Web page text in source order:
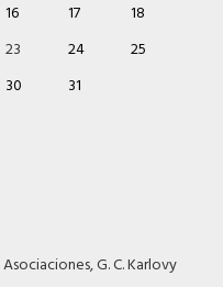
16 17
18
23 24
25
30 31
G. C. Karlovy